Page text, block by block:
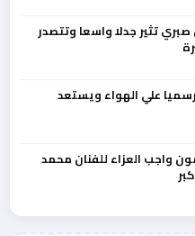
تثير جدلا واسعا وتتصدر
علي الهواء ويستعد
واجب العزاء للفنان محمد